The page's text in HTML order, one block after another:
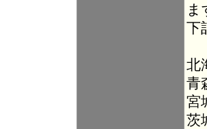
ま
下
北
青
宮
茨